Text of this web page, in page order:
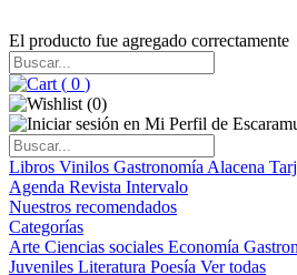
El producto fue agregado correctamente
( 0 )
(0)
Libros Vinilos Gastronomía Alacena
Agenda Revista Intervalo
Nuestros recomendados
Categorías
Arte Ciencias sociales Economía
Juveniles Literatura Poesía Ver todas